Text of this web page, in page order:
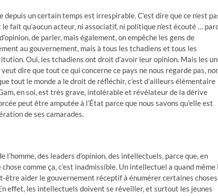
un certain temps est irrespirable. C’est dire que ce n’est
fait qu’aucun acteur, ni associatif, ni politique n’est écouté …
de parler, mais également, on empêche les gens de
au gouvernement, mais à tous les tchadiens et tous les
Oui, les tchadiens ont droit d’avoir leur opinion. Mais les
dire que tout ce qui concerne ce pays ne nous regarde pas,
tout le monde a le droit de réfléchir, c’est d’ailleurs élémentaire
en soi, est très grave, intolérable et révélateur de la dérive
peut être amputée à l’État parce que nous savons qu’elle est
de ses camarades.
des leaders d’opinion, des intellectuels, parce que, en
comme ça, c’est inadmissible. Un intellectuel a quand même
aider le gouvernement réceptif à énumérer certaines
effet, les intellectuels doivent se réveiller, et surtout les jeunes